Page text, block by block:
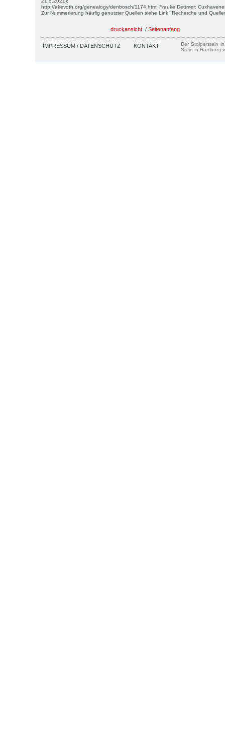
http://akevoth.org/genealogy/denbosch/1174.htm; Frauke Dettmer:
Zur Nummerierung häufig genutzter Quellen siehe Link "Recherche und
druckansicht / Seitenanfang
IMPRESSUM / DATENSCHUTZ KONTAKT
Der Stolperstein
Stein in Hamburg